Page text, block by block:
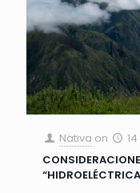
Nativa on